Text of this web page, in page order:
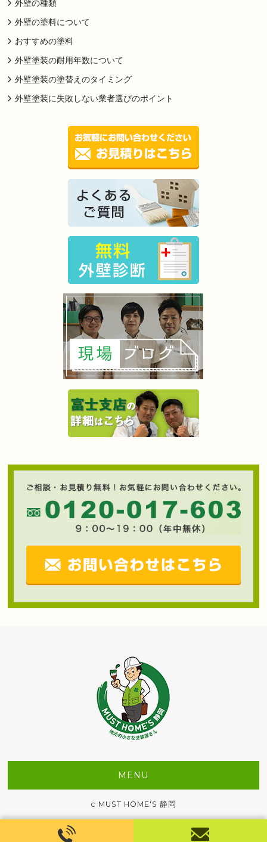
外壁の種類
外壁の塗料について
おすすめの塗料
外壁塗装の耐用年数について
外壁塗装の塗替えのタイミング
外壁塗装に失敗しない業者選びのポイント
MENU
c MUST HOME'S 静岡